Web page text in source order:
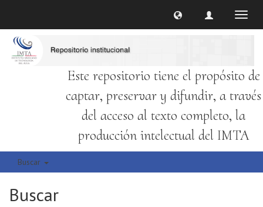
Este repositorio tiene el propósito de
captar, preservar y difundir, a través
del acceso al texto completo, la
producción intelectual del IMTA
Buscar
Buscar